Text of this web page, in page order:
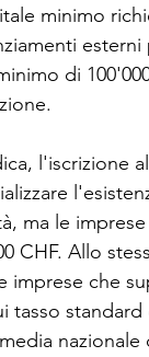
minimo
di
l'iscrizione
ma le
CHF. Allo
imprese che
tasso
nazionale